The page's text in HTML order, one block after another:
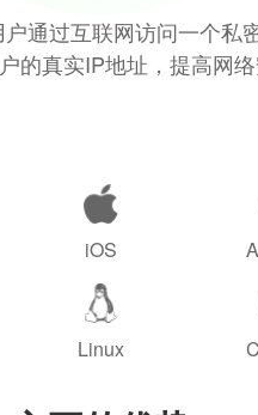
通过互联网访问一个私
的真实IP地址，提高网
iOS
Linux